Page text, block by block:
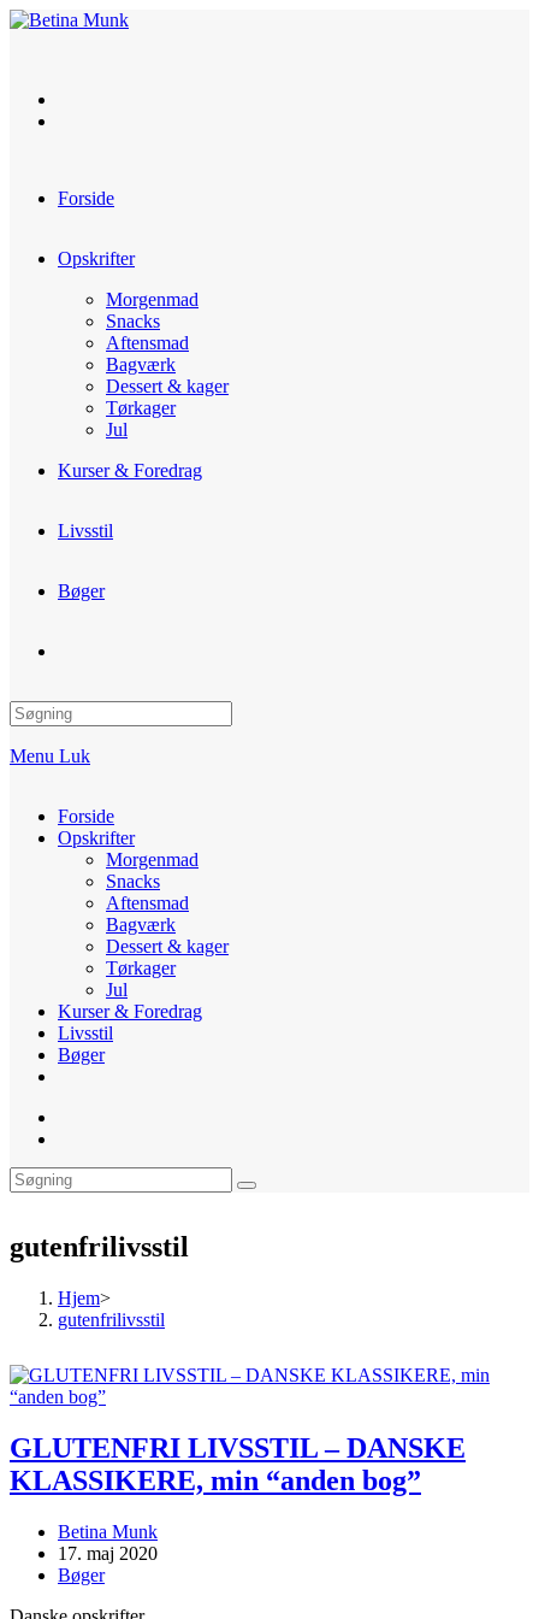
Skip
Forside
Opskrifter
Morgenmad
Snacks
Aftensmad
Bagværk
Dessert & kager
Tørkager
Jul
Kurser & Foredrag
Livsstil
Bøger
website
search
Menu Luk
Forside
Opskrifter
Morgenmad
Snacks
Aftensmad
Bagværk
Dessert & kager
Tørkager
Jul
Kurser & Foredrag
Livsstil
Bøger
gutenfrilivsstil
Hjem>
gutenfrilivsstil
GLUTENFRI LIVSSTIL – DANSKE
KLASSIKERE, min “anden bog”
Post
author:
Betina Munk
Post
published:
17. maj 2020
Post
Bøger